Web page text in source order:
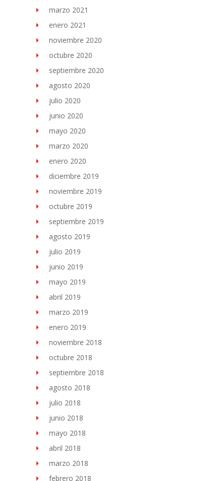
marzo 2021
enero 2021
noviembre 2020
octubre 2020
septiembre 2020
agosto 2020
julio 2020
junio 2020
mayo 2020
marzo 2020
enero 2020
diciembre 2019
noviembre 2019
octubre 2019
septiembre 2019
agosto 2019
julio 2019
junio 2019
mayo 2019
abril 2019
marzo 2019
enero 2019
noviembre 2018
octubre 2018
septiembre 2018
agosto 2018
julio 2018
junio 2018
mayo 2018
abril 2018
marzo 2018
febrero 2018